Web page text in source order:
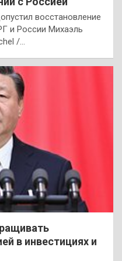
восстановление
и России Михаэль
/…
в инвестициях и